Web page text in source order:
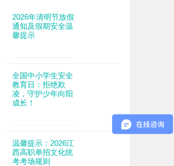
2026年清明节放假
通知及假期安全温
馨提示
全国中小学生安全
教育日：拒绝欺
凌，守护少年向阳
成长！
温馨提示：2026江
西高职单招文化统
考考场规则